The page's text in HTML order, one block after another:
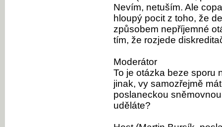
Nevím, netuším. Ale
hloupý pocit z toho, že
způsobem nepříjemné
tím, že rozjede
Moderátor
To je otázka beze sporu
jinak, vy samozřejmě
poslaneckou
uděláte?